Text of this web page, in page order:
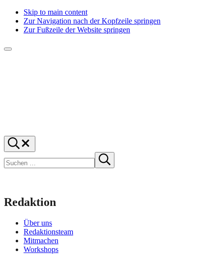
Skip to main content
Zur Navigation nach der Kopfzeile springen
Zur Fußzeile der Website springen
Menü
f1rstlife
Und
was
denkst
du?
Suchen
…
Suche
starten
Redaktion
Über uns
Redaktionsteam
Mitmachen
Workshops